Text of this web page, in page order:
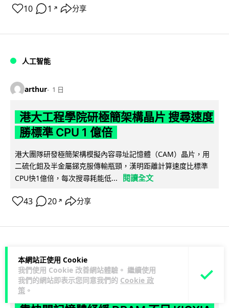
本網站正使用 Cookie
我們使用 Cookie 改善網站體驗。 繼續使用
我們的網站即表示您同意我們的 Cookie 政
策 。
10 1 ↗ 分享
人工智能
arthur 1 日
港大工程學院研極簡架構晶片 搜尋速度
勝標準 CPU 1 億倍
港大團隊研發極簡架構模擬內容尋址記憶體（CAM）晶片，用
二硫化鉬及半金屬銻克服傳輸瓶頸，漢明距離計算速度比標準
CPU快1億倍，每次搜尋耗能低...
閱讀全文
43 20 ↗ 分享
人工智能
Lawton 1 日